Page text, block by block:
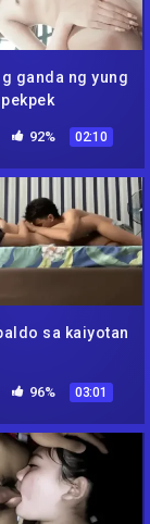
ganda ng yung
pekpek
92% 02:10
sa kaiyotan
96% 03:01